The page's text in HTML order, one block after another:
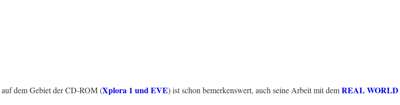
dem Gebiet der CD-ROM (Xplora 1 und EVE) ist schon bemerkenswert, auch seine Arbeit mit demREAL WORLD